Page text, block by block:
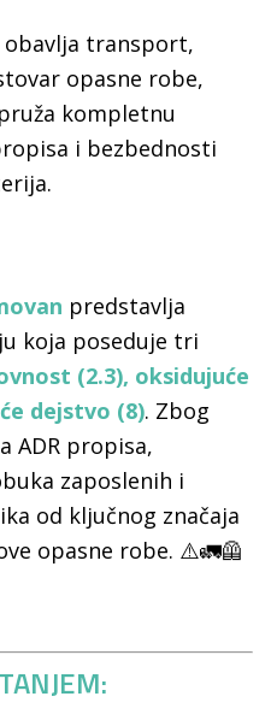
obavlja transport,
opasne robe,
kompletnu
i bezbednosti
predstavlja
koja poseduje tri
(2.3), oksidujuće
dejstvo (8). Zbog
ADR propisa,
zaposlenih i
od ključnog značaja
opasne robe. ⚠️🚛🦺